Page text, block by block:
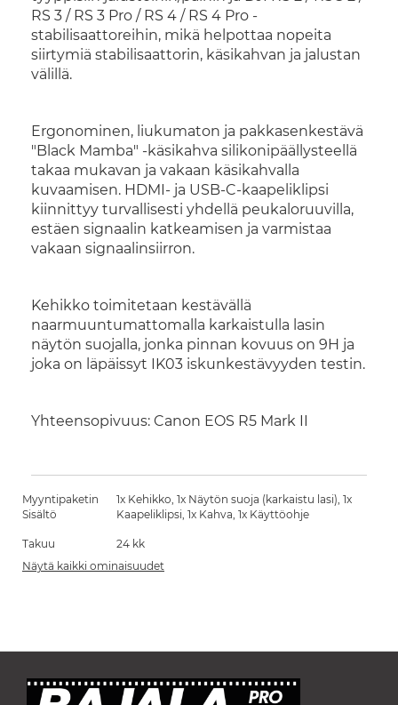
RS 3 / RS 3 Pro / RS 4 / RS 4 Pro -
stabilisaattoreihin, mikä helpottaa nopeita
siirtymiä stabilisaattorin, käsikahvan ja jalustan
välillä.
Ergonominen, liukumaton ja pakkasenkestävä
"Black Mamba" -käsikahva silikonipäällysteellä
takaa mukavan ja vakaan käsikahvalla
kuvaamisen. HDMI- ja USB-C-kaapeliklipsi
kiinnittyy turvallisesti yhdellä peukaloruuvilla,
estäen signaalin katkeamisen ja varmistaa
vakaan signaalinsiirron.
Kehikko toimitetaan kestävällä
naarmuuntumattomalla karkaistulla lasin
näytön suojalla, jonka pinnan kovuus on 9H ja
joka on läpäissyt IK03 iskunkestävyyden testin.
Yhteensopivuus: Canon EOS R5 Mark II
Myyntipaketin
Sisältö
1x Kehikko, 1x Näytön suoja (karkaistu lasi), 1x
Kaapeliklipsi, 1x Kahva, 1x Käyttöohje
Takuu
24 kk
Näytä kaikki ominaisuudet